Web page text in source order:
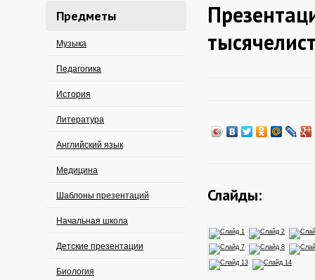
Предметы
Музыка
Педагогика
История
Литература
Английский язык
Медицина
Шаблоны презентаций
Начальная школа
Детские презентации
Биология
Слайды: